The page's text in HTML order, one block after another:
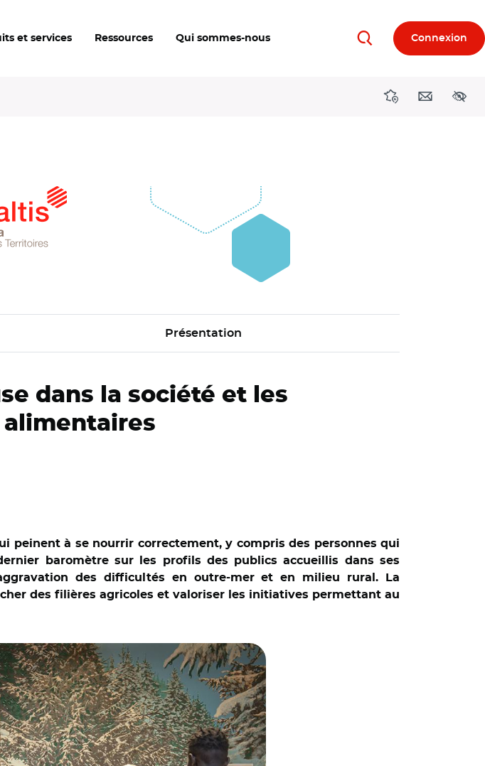
et services Ressources Qui sommes-nous RechercherConnexion
DirectionsContact
Présentation
dans la société et les
peinent à se nourrir correctement, y compris des personnes qui
baromètre sur les profils des publics accueillis dans ses
des difficultés en outre-mer et en milieu rural. La
des filières agricoles et valoriser les initiatives permettant au